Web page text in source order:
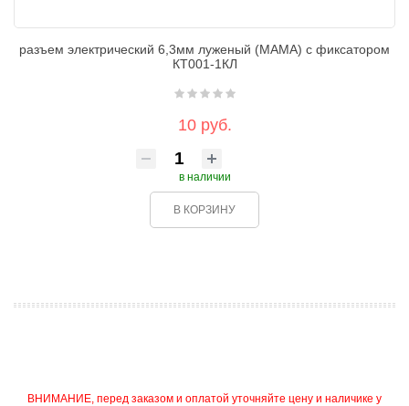
разъем электрический 6,3мм луженый (МАМА) с фиксатором
КТ001-1КЛ
10 руб.
в наличии
В КОРЗИНУ
ВНИМАНИЕ, перед заказом и оплатой уточняйте цену и наличике у